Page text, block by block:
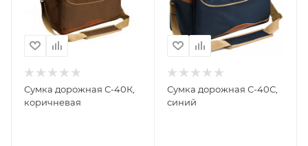
Сумка дорожная С-40К,
коричневая
Сумка дорожная С-40С,
синий